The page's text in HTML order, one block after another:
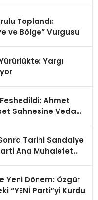
Toplandı:
ve Bölge” Vurgusu
Yargı
Ahmet
Sahnesine Veda
Sonra Tarihi Sandalye
Ana Muhalefet
Yeni Dönem: Özgür
“YENİ Parti”yi Kurdu